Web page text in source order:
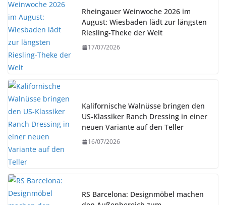
Rheingauer Weinwoche 2026 im
August: Wiesbaden lädt zur längsten
Riesling-Theke der Welt
17/07/2026
Kalifornische Walnüsse bringen den
US-Klassiker Ranch Dressing in einer
neuen Variante auf den Teller
16/07/2026
RS Barcelona: Designmöbel machen